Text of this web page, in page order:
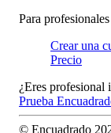
Para profesionales
Crear una
Precio
¿Eres profesional
Prueba
© Encuadrado